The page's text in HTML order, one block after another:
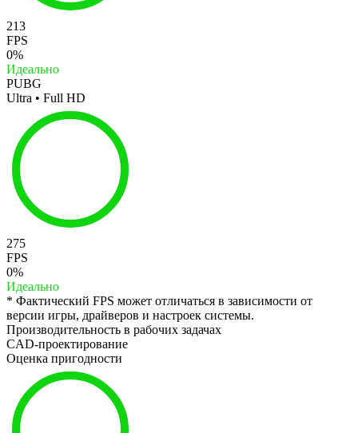
213
FPS
0%
Идеально
PUBG
Ultra • Full HD
275
FPS
0%
Идеально
* Фактический FPS может отличаться в зависимости от
версии игры, драйверов и настроек системы.
Производительность в рабочих задачах
CAD-проектирование
Оценка пригодности